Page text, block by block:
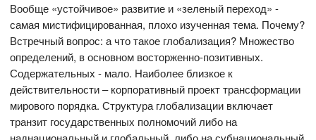
Вообще «устойчивое» развитие и «зеленый переход» -
самая мистифицированная, плохо изученная тема. Почему?
Встречный вопрос: а что такое глобализация? Множество
определений, в основном восторженно-позитивных.
Содержательных - мало. Наиболее близкое к
действительности – корпоративный проект трансформации
мирового порядка. Структура глобализации включает
транзит государственных полномочий либо на